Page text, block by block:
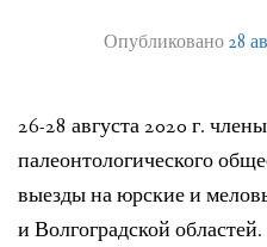
ЛИТЕРАТУРА
ПОЛЕЗНЫЕ САЙТЫ
НАШИ НАГРАДЫ
Опубликовано28
26-28 августа 2020 г.
палеонтологического
выезды на юрские и
и Волгоградской областей.